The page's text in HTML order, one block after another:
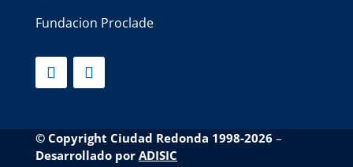
Fundacion Proclade
© Copyright Ciudad Redonda 1998-2026 –
Desarrollado por ADISIC